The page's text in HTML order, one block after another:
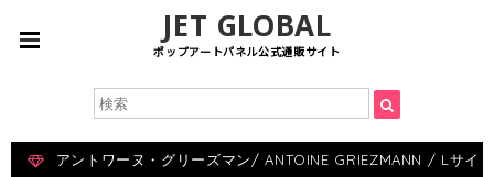
JET GLOBAL
ポップアートパネル公式通販サイト
アントワーヌ・グリーズマン/ ANTOINE GRIEZMANN / Lサイ